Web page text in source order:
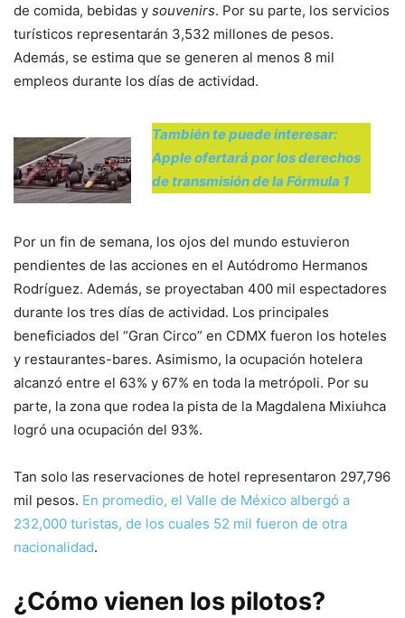
de comida, bebidas y souvenirs. Por su parte, los servicios
turísticos representarán 3,532 millones de pesos.
Además, se estima que se generen al menos 8 mil
empleos durante los días de actividad.
También te puede interesar:
Apple ofertará por los derechos
de transmisión de la Fórmula 1
Por un fin de semana, los ojos del mundo estuvieron
pendientes de las acciones en el Autódromo Hermanos
Rodríguez. Además, se proyectaban 400 mil espectadores
durante los tres días de actividad. Los principales
beneficiados del “Gran Circo” en CDMX fueron los hoteles
y restaurantes-bares. Asimismo, la ocupación hotelera
alcanzó entre el 63% y 67% en toda la metrópoli. Por su
parte, la zona que rodea la pista de la Magdalena Mixiuhca
logró una ocupación del 93%.
Tan solo las reservaciones de hotel representaron 297,796
mil pesos. En promedio, el Valle de México albergó a
232,000 turistas, de los cuales 52 mil fueron de otra
nacionalidad.
¿Cómo vienen los pilotos?